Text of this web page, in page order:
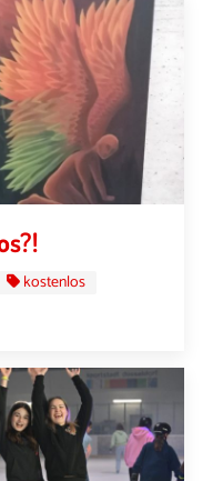
kostenlos